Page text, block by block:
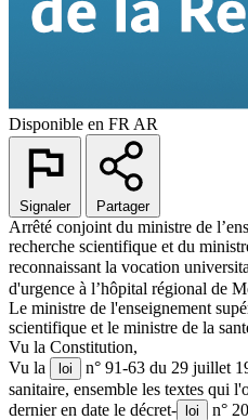
Disponible en FR AR
Signaler Partager
Arrêté conjoint du ministre de
recherche scientifique et du
reconnaissant la vocation
d'urgence à l’hôpital régional de
Le ministre de l'enseignement
scientifique et le ministre de la
Vu la Constitution,
Vu la
loi n° 91-63 du 29 juillet
sanitaire, ensemble les textes qui
dernier en date le décret-
loi
n°